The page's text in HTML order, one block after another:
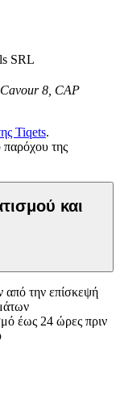
SRL
8, CAP
Tiqets.
της
και
την επίσκεψή
έως 24 ώρες πριν